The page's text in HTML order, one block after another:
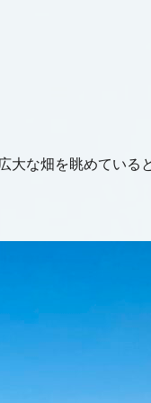
大な畑を眺めている